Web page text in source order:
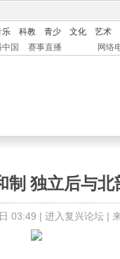
乐 科教 青少 文化
艺术
国 赛事直播 网络
制 独立后与北
03:49 | 进入复兴论坛|